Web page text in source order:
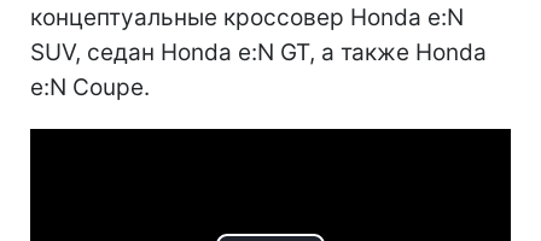
концептуальные кроссовер Honda e:N
SUV, седан Honda e:N GT, а также Honda
e:N Coupe.